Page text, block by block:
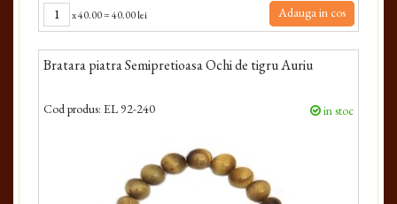
x40.00=40.00 lei Adauga in cos
Bratara piatra Semipretioasa Ochi de tigru Auriu
Cod produs: EL 92-240 in stoc